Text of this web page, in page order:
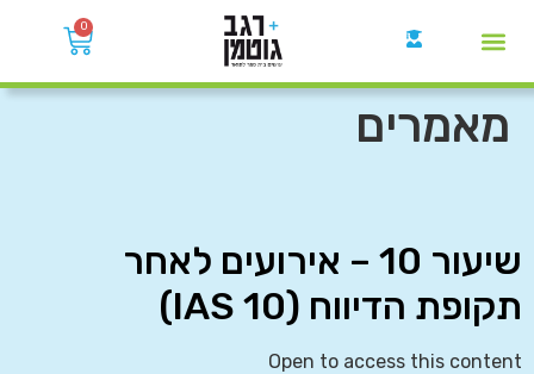
0
מאמרים
שיעור 10 – אירועים לאחר
תקופת הדיווח (IAS 10)
Open to access this content